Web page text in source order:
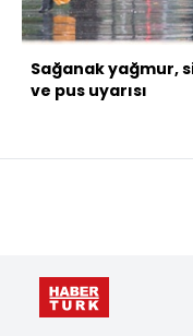
Sağanak yağmur,
ve pus uyarısı